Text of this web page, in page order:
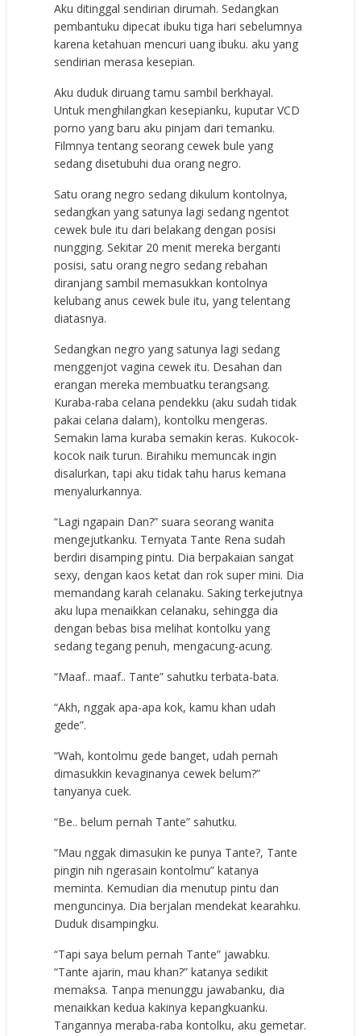
Aku ditinggal sendirian dirumah. Sedangkan
pembantuku dipecat ibuku tiga hari sebelumnya
karena ketahuan mencuri uang ibuku. aku yang
sendirian merasa kesepian.
Aku duduk diruang tamu sambil berkhayal.
Untuk menghilangkan kesepianku, kuputar VCD
porno yang baru aku pinjam dari temanku.
Filmnya tentang seorang cewek bule yang
sedang disetubuhi dua orang negro.
Satu orang negro sedang dikulum kontolnya,
sedangkan yang satunya lagi sedang ngentot
cewek bule itu dari belakang dengan posisi
nungging. Sekitar 20 menit mereka berganti
posisi, satu orang negro sedang rebahan
diranjang sambil memasukkan kontolnya
kelubang anus cewek bule itu, yang telentang
diatasnya.
Sedangkan negro yang satunya lagi sedang
menggenjot vagina cewek itu. Desahan dan
erangan mereka membuatku terangsang.
Kuraba-raba celana pendekku (aku sudah tidak
pakai celana dalam), kontolku mengeras.
Semakin lama kuraba semakin keras. Kukocok-
kocok naik turun. Birahiku memuncak ingin
disalurkan, tapi aku tidak tahu harus kemana
menyalurkannya.
“Lagi ngapain Dan?” suara seorang wanita
mengejutkanku. Ternyata Tante Rena sudah
berdiri disamping pintu. Dia berpakaian sangat
sexy, dengan kaos ketat dan rok super mini. Dia
memandang karah celanaku. Saking terkejutnya
aku lupa menaikkan celanaku, sehingga dia
dengan bebas bisa melihat kontolku yang
sedang tegang penuh, mengacung-acung.
“Maaf.. maaf.. Tante” sahutku terbata-bata.
“Akh, nggak apa-apa kok, kamu khan udah
gede”.
“Wah, kontolmu gede banget, udah pernah
dimasukkin kevaginanya cewek belum?”
tanyanya cuek.
“Be.. belum pernah Tante” sahutku.
“Mau nggak dimasukin ke punya Tante?, Tante
pingin nih ngerasain kontolmu” katanya
meminta. Kemudian dia menutup pintu dan
menguncinya. Dia berjalan mendekat kearahku.
Duduk disampingku.
“Tapi saya belum pernah Tante” jawabku.
“Tante ajarin, mau khan?” katanya sedikit
memaksa. Tanpa menunggu jawabanku, dia
menaikkan kedua kakinya kepangkuanku.
Tangannya meraba-raba kontolku, aku gemetar.